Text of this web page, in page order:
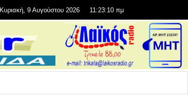
Κυριακή, 9 Αυγούστου 2026 11:23:12 πμ